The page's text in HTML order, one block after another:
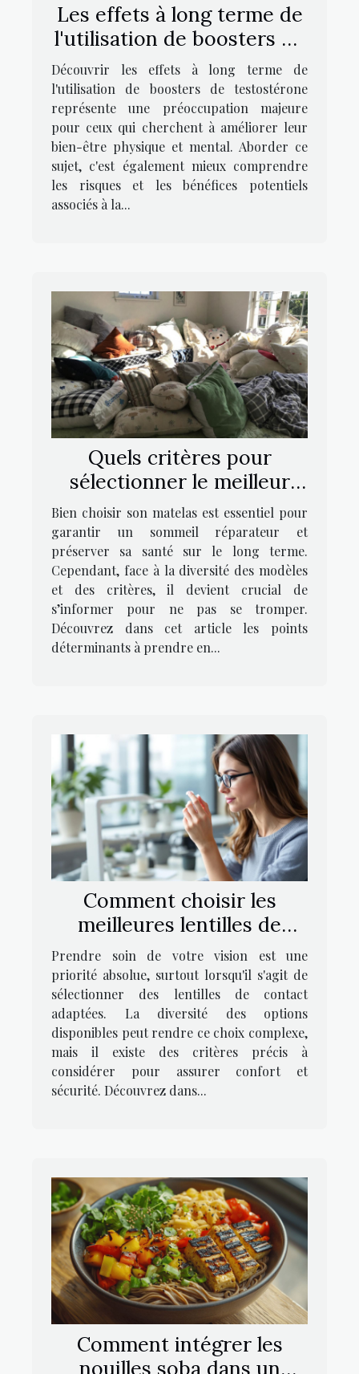
Les effets à long terme de
l'utilisation de boosters de
testostérone
Découvrir les effets à long terme de
l'utilisation de boosters de testostérone
représente une préoccupation majeure
pour ceux qui cherchent à améliorer leur
bien-être physique et mental. Aborder ce
sujet, c'est également mieux comprendre
les risques et les bénéfices potentiels
associés à la...
Quels critères pour
sélectionner le meilleur
matelas pour un repos
optimal ?
Bien choisir son matelas est essentiel pour
garantir un sommeil réparateur et
préserver sa santé sur le long terme.
Cependant, face à la diversité des modèles
et des critères, il devient crucial de
s’informer pour ne pas se tromper.
Découvrez dans cet article les points
déterminants à prendre en...
Comment choisir les
meilleures lentilles de
contact pour vos yeux ?
Prendre soin de votre vision est une
priorité absolue, surtout lorsqu'il s'agit de
sélectionner des lentilles de contact
adaptées. La diversité des options
disponibles peut rendre ce choix complexe,
mais il existe des critères précis à
considérer pour assurer confort et
sécurité. Découvrez dans...
Comment intégrer les
nouilles soba dans un